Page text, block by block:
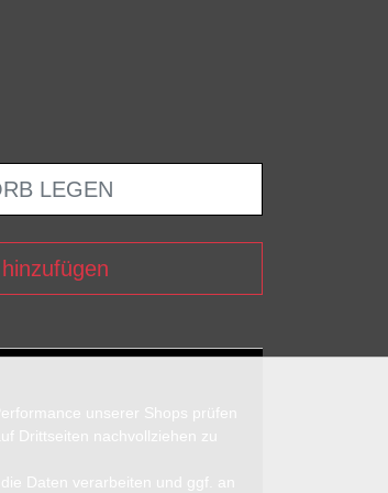
LEGEN
unserer Shops prüfen
Drittseiten nachvollziehen zu
Daten verarbeiten und ggf. an